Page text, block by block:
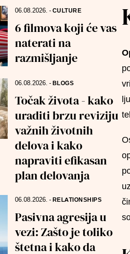
06.08.2026. - CULTURE
6 filmova koji će vas
naterati na
razmišljanje
06.08.2026. - BLOGS
Točak života - kako
uraditi brzu reviziju
važnih životnih
delova i kako
napraviti efikasan
plan delovanja
06.08.2026. - RELATIONSHIPS
Pasivna agresija u
vezi: Zašto je toliko
štetna i kako da